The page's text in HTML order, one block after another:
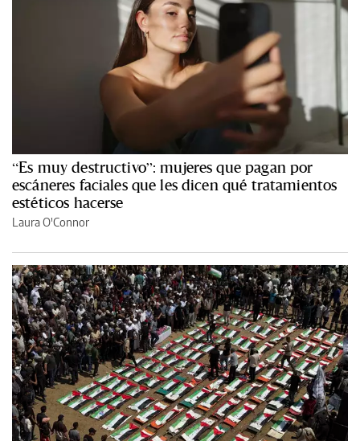
“Es muy destructivo”: mujeres que pagan por
escáneres faciales que les dicen qué tratamientos
estéticos hacerse
Laura O'Connor